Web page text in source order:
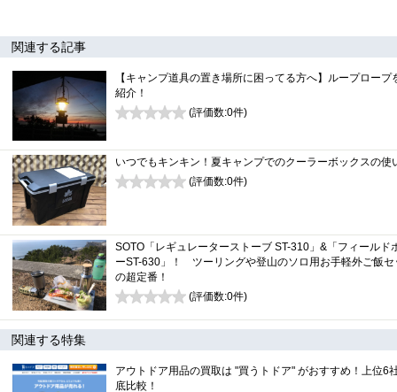
関連する記事
【キャンプ道具の置き場所に困ってる方へ】ループロープ
紹介！
(評価数:0件)
いつでもキンキン！夏キャンプでのクーラーボックスの使
(評価数:0件)
SOTO「レギュレーターストーブ ST-310」&「フィールド
ーST-630」！ ツーリングや登山のソロ用お手軽外ご飯セ
の超定番！
(評価数:0件)
関連する特集
アウトドア用品の買取は "買うトドア" がおすすめ！上位6
底比較！